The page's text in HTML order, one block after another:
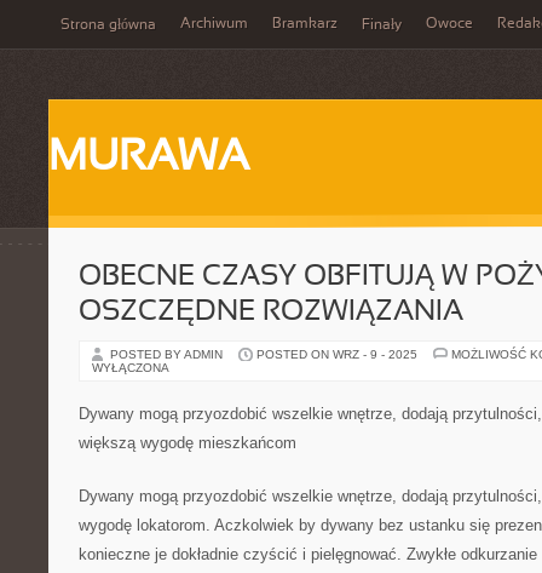
Strona główna Archiwum Bramkarz Finały Owoce
MURAWA
OBECNE CZASY OBFITUJĄ W
OSZCZĘDNE ROZWIĄZANIA
POSTED BY ADMIN POSTED ON WRZ - 9 - 2025
MOŻLIWOŚĆ
WYŁĄCZONA
Dywany mogą przyozdobić wszelkie wnętrze, dodają
większą wygodę mieszkańcom
Dywany mogą przyozdobić wszelkie wnętrze, dodają
wygodę lokatorom. Aczkolwiek by dywany bez ustanku się
konieczne je dokładnie czyścić i pielęgnować. Zwykłe